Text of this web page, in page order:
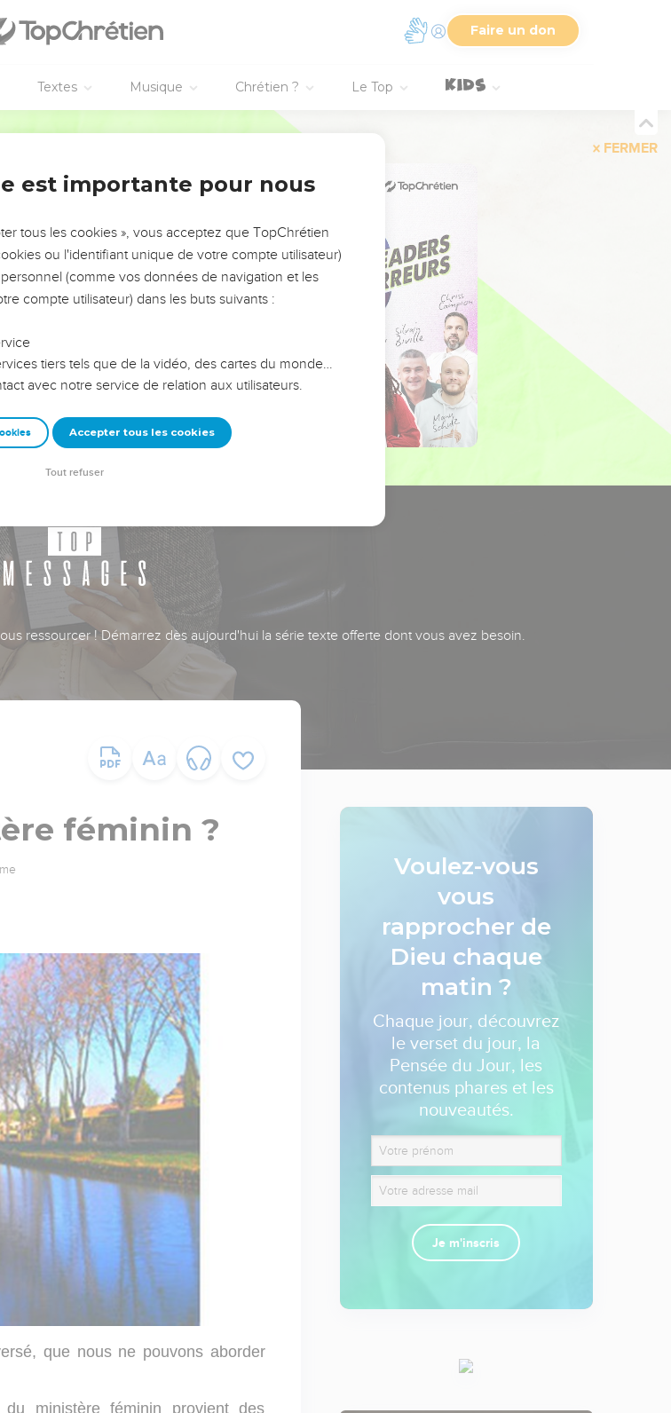
Faire un don
Textes Musique Chrétien ? Le Top
FERMER
!
ou leur vision. Mais on voit
alors même que ce sont
sur les erreurs
afin que leurs erreurs
un groupe ou une famille,
ressourcer ! Démarrez dès aujourd'hui la série texte offerte dont vous avez besoin.
féminin ?
que nous ne pouvons aborder
ministère féminin provient des
Voulez-vous
vous
rapprocher de
Dieu chaque
matin ?
Chaque jour, découvrez
le verset du jour, la
Pensée du Jour, les
contenus phares et les
nouveautés.
Je m'inscris
est importante pour nous
tous les cookies », vous acceptez que TopChrétien
ou l'identifiant unique de votre compte utilisateur)
(comme vos données de navigation et les
compte utilisateur) dans les buts suivants :
tiers tels que de la vidéo, des cartes du monde…
avec notre service de relation aux utilisateurs.
Accepter tous les cookies
Tout refuser